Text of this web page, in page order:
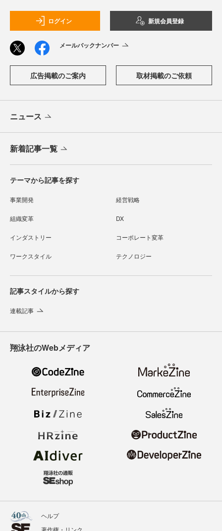
ログイン 新規会員登録
メールバックナンバー
広告掲載のご案内 取材掲載のご依頼
ニュース
新着記事一覧
テーマから記事を探す
事業開発 経営戦略
組織変革 DX
インダストリー コーポレート変革
ワークスタイル テクノロジー
記事スタイルから探す
連載記事
翔泳社のWebメディア
ヘルプ
著作権・リンク